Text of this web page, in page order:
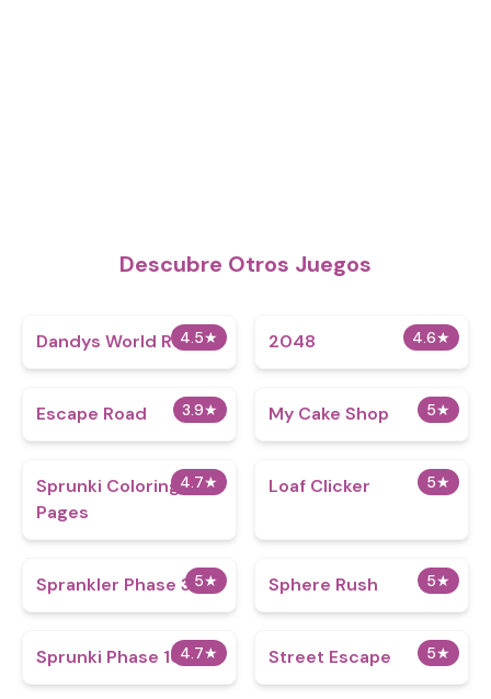
Descubre Otros Juegos
4.5★
Dandys World Roblox 4.6★
2048
3.9★
Escape Road 5★
My Cake Shop
4.7★
Sprunki Coloring
Pages
5★
Loaf Clicker
5★
Sprankler Phase 3 5★
Sphere Rush
4.7★
Sprunki Phase 100 5★
Street Escape